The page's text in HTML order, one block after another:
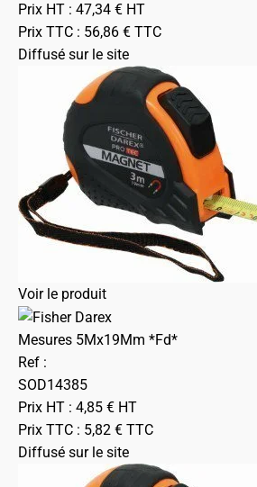
Prix HT : 47,34 € HT
Prix TTC : 56,86 € TTC
Diffusé sur le site
Voir le produit
Mesures 5Mx19Mm *Fd*
Ref :
SOD14385
Prix HT : 4,85 € HT
Prix TTC : 5,82 € TTC
Diffusé sur le site